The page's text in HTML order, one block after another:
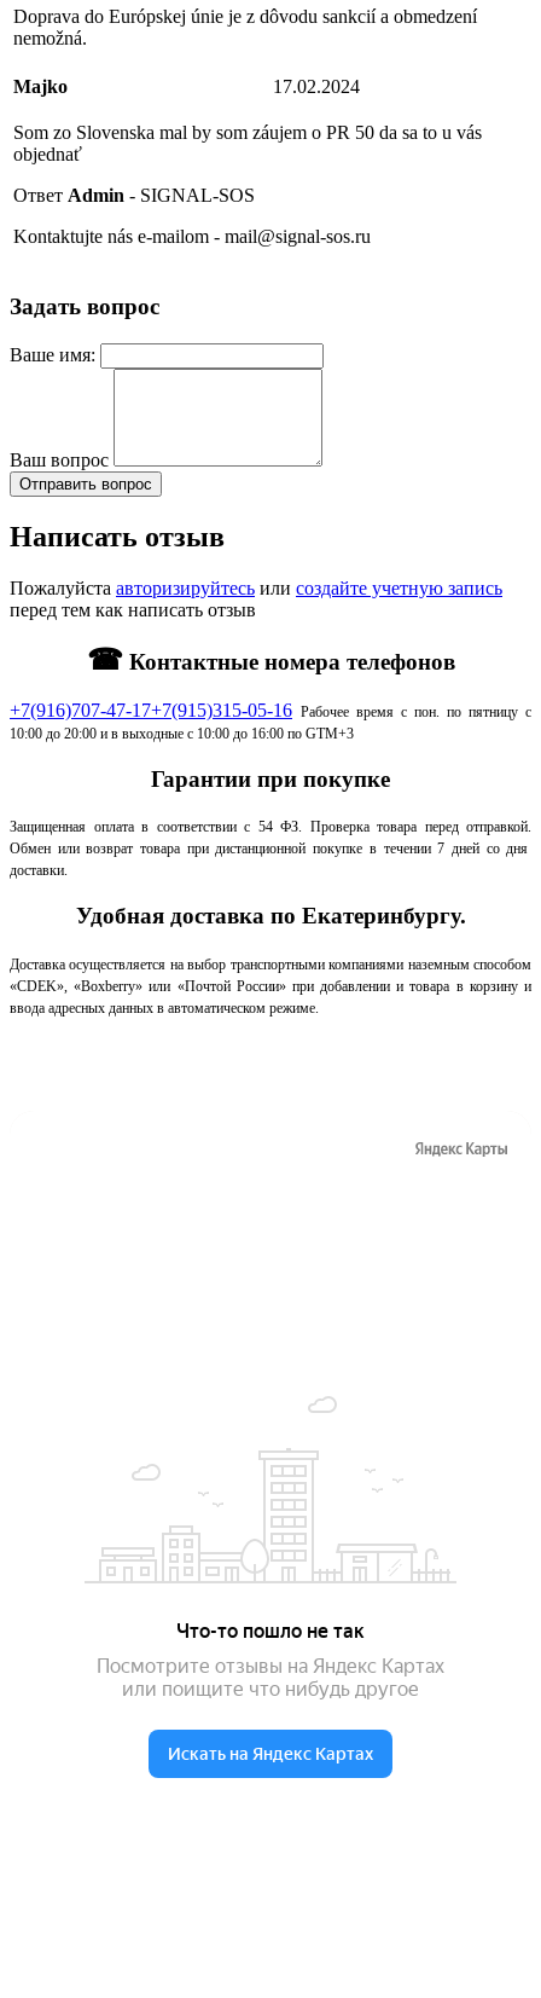
Doprava do Európskej únie je z dôvodu sankcií a obmedzení
nemožná.
Majko 17.02.2024
Som zo Slovenska mal by som záujem o PR 50 da sa to u vás
objednať
Ответ Admin - SIGNAL-SOS
Kontaktujte nás e-mailom - mail@signal-sos.ru
Задать вопрос
Ваше имя:
Ваш вопрос
Отправить вопрос
Написать отзыв
Пожалуйста авторизируйтесь или создайте учетную запись
перед тем как написать отзыв
☎Контактные номера телефонов
+7(916)707-47-17+7(915)315-05-16 Рабочее время с пон. по пятницу с
10:00 до 20:00 и в выходные с 10:00 до 16:00 по GTM+3
Гарантии при покупке
Защищенная оплата в соответствии с 54 ФЗ. Проверка товара перед отправкой.
Обмен или возврат товара при дистанционной покупке в течении 7 дней со дня
доставки.
Удобная доставка по Екатеринбургу.
Доставка осуществляется на выбор транспортными компаниями наземным способом
«CDEK», «Boxberry» или «Почтой России» при добавлении и товара в корзину и
ввода адресных данных в автоматическом режиме.